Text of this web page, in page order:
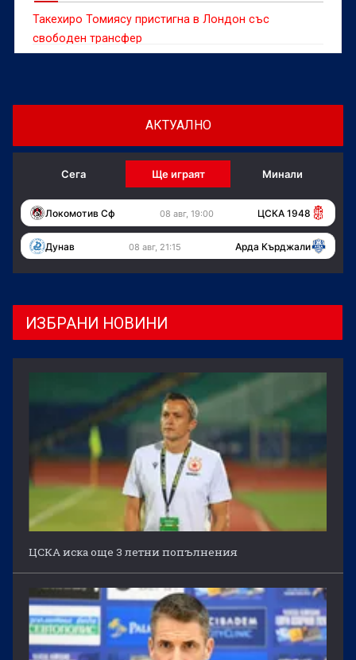
Такехиро Томиясу пристигна в Лондон със
свободен трансфер
АКТУАЛНО
Сега Ще играят Минали
Локомотив Сф 08 авг, 19:00 ЦСКА 1948
Дунав 08 авг, 21:15 Арда Кърджали
ИЗБРАНИ НОВИНИ
ЦСКА иска още 3 летни попълнения